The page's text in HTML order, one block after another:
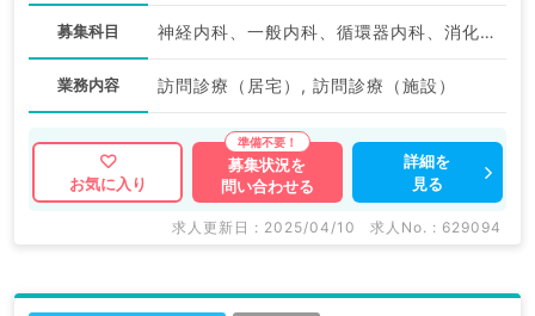
募集科目 神経内科、一般内科、循環器内科、消化器内科、老年内科
業務内容 訪問診療（居宅）, 訪問診療（施設）
お気に入り
募集状況を
問い合わせる
詳細を
見る
求人更新日 : 2025/04/10 求人No. : 629094